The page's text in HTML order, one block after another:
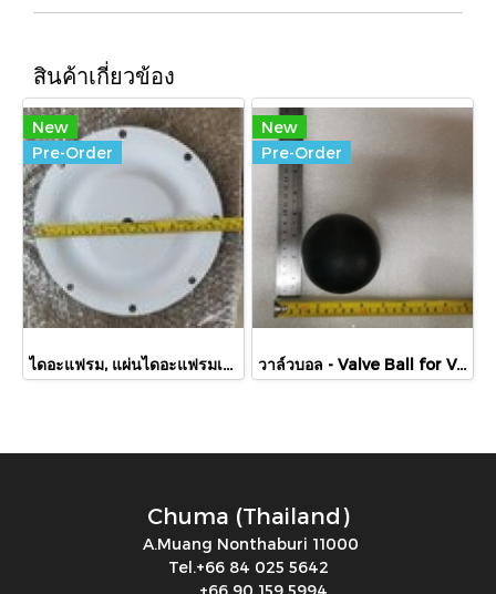
สินค้าเกี่ยวข้อง
New
Pre-Order
ไดอะแฟรม, แผ่นไดอะแฟรมเทฟล่อน Sandpiper, 286-099-600, Diaphragm,Teflon, Sandpiper, 286-099-600
New
Pre-Order
วาล์วบอล - Valve Ball for Versa Matic Part no.V355
Chuma (Thailand)
A.Muang Nonthaburi 11000
Tel.+66 84 025 5642
+66 90 159 5994